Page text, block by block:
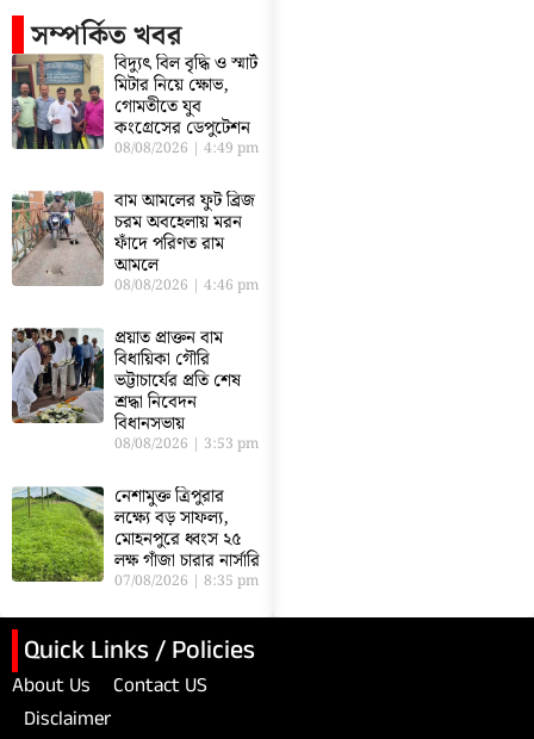
সম্পর্কিত খবর
বিদ্যুৎ বিল বৃদ্ধি ও স্মার্ট
মিটার নিয়ে ক্ষোভ,
গোমতীতে যুব
কংগ্রেসের ডেপুটেশন
08/08/2026 4:49 pm
বাম আমলের ফুট ব্রিজ
চরম অবহেলায় মরন
ফাঁদে পরিণত রাম
আমলে
08/08/2026 4:46 pm
প্রয়াত প্রাক্তন বাম
বিধায়িকা গৌরি
ভট্টাচার্যের প্রতি শেষ
শ্রদ্ধা নিবেদন
বিধানসভায়
08/08/2026 3:53 pm
নেশামুক্ত ত্রিপুরার
লক্ষ্যে বড় সাফল্য,
মোহনপুরে ধ্বংস ২৫
লক্ষ গাঁজা চারার নার্সারি
07/08/2026 8:35 pm
Quick Links / Policies
About Us
Contact US
Disclaimer